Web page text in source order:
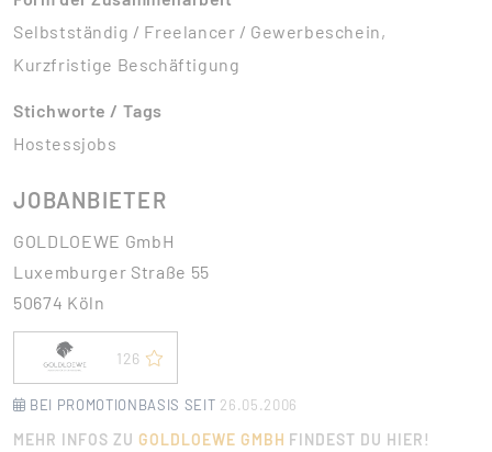
Selbstständig / Freelancer / Gewerbeschein,
Kurzfristige Beschäftigung
Stichworte / Tags
Hostessjobs
JOBANBIETER
GOLDLOEWE GmbH
Luxemburger Straße 55
50674 Köln
126
BEI PROMOTIONBASIS SEIT 26.05.2006
MEHR INFOS ZU GOLDLOEWE GMBH FINDEST DU HIER!